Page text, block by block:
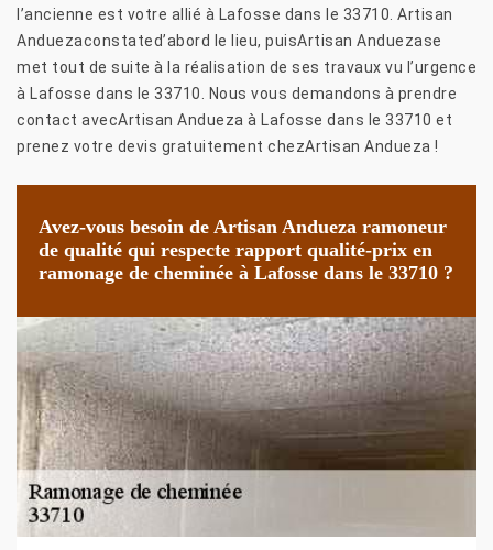
l’ancienne est votre allié à Lafosse dans le 33710. Artisan
Anduezaconstated’abord le lieu, puisArtisan Anduezase
met tout de suite à la réalisation de ses travaux vu l’urgence
à Lafosse dans le 33710. Nous vous demandons à prendre
contact avecArtisan Andueza à Lafosse dans le 33710 et
prenez votre devis gratuitement chezArtisan Andueza !
Avez-vous besoin de Artisan Andueza ramoneur
de qualité qui respecte rapport qualité-prix en
ramonage de cheminée à Lafosse dans le 33710 ?